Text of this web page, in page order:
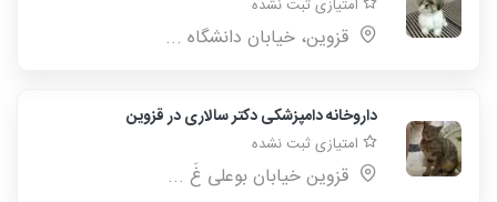
امتیازی ثبت نشده
قزوین، خیابان دانشگاه ...
داروخانه دامپزشکی دکتر سالاری در قزوین
امتیازی ثبت نشده
قزوین خیابان بوعلی غَ ...